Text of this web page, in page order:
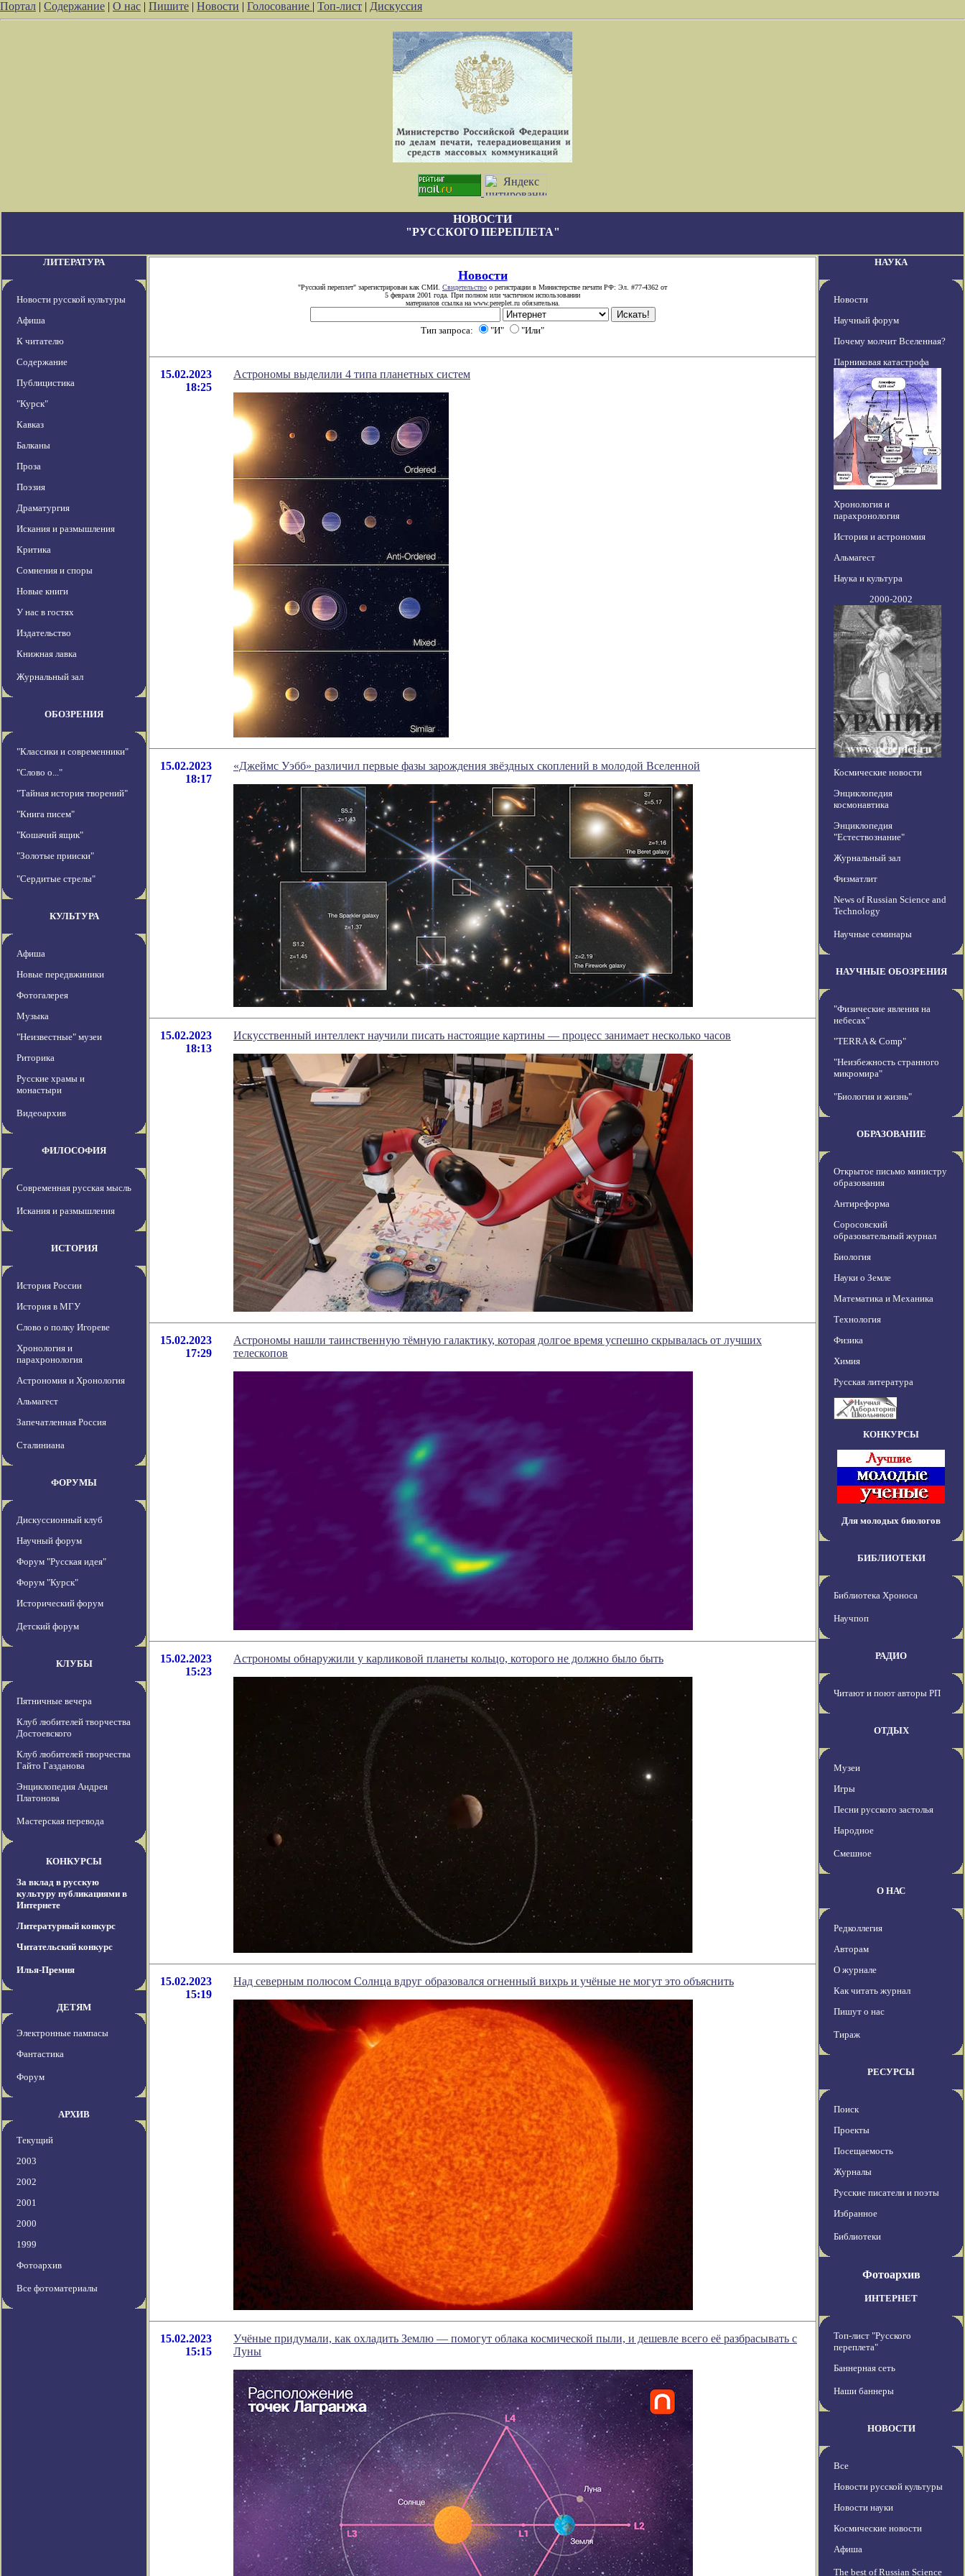
Портал | Содержание | О нас | Пишите | Новости | Голосование | Топ-лист | Дискуссия
НОВОСТИ
"РУССКОГО ПЕРЕПЛЕТА"
ЛИТЕРАТУРА
Новости русской культуры
Афиша
К читателю
Содержание
Публицистика
"Курск"
Кавказ
Балканы
Проза
Поэзия
Драматургия
Искания и размышления
Критика
Сомнения и споры
Новые книги
У нас в гостях
Издательство
Книжная лавка
Журнальный зал
ОБОЗРЕНИЯ
"Классики и современники"
"Слово о..."
"Тайная история творений"
"Книга писем"
"Кошачий ящик"
"Золотые прииски"
"Сердитые стрелы"
КУЛЬТУРА
Афиша
Новые передвжиники
Фотогалерея
Музыка
"Неизвестные" музеи
Риторика
Русские храмы и
монастыри
Видеоархив
ФИЛОСОФИЯ
Современная русская мысль
Искания и размышления
ИСТОРИЯ
История России
История в МГУ
Слово о полку Игореве
Хронология и
парахронология
Астрономия и Хронология
Альмагест
Запечатленная Россия
Сталиниана
ФОРУМЫ
Дискуссионный клуб
Научный форум
Форум "Русская идея"
Форум "Курск"
Исторический форум
Детский форум
КЛУБЫ
Пятничные вечера
Клуб любителей творчества
Достоевского
Клуб любителей творчества
Гайто Газданова
Энциклопедия Андрея
Платонова
Мастерская перевода
КОНКУРСЫ
За вклад в русскую
культуру публикациями в
Интернете
Литературный конкурс
Читательский конкурс
Илья-Премия
ДЕТЯМ
Электронные пампасы
Фантастика
Форум
АРХИВ
Текущий
2003
2002
2001
2000
1999
Фотоархив
Все фотоматериалы
Новости
"Русский переплет" зарегистрирован как СМИ. Свидетельство о регистрации в Министерстве печати РФ: Эл. #77-4362 от
5 февраля 2001 года. При полном или частичном использовании
материалов ссылка на www.pereplet.ru обязательна.
Тип запроса: "И" "Или"
15.02.2023
18:25
Астрономы выделили 4 типа планетных систем
15.02.2023
18:17
«Джеймс Уэбб» различил первые фазы зарождения звёздных скоплений в молодой Вселенной
15.02.2023
18:13
Искусственный интеллект научили писать настоящие картины — процесс занимает несколько часов
15.02.2023
17:29
Астрономы нашли таинственную тёмную галактику, которая долгое время успешно скрывалась от лучших
телескопов
15.02.2023
15:23
Астрономы обнаружили у карликовой планеты кольцо, которого не должно было быть
15.02.2023
15:19
Над северным полюсом Солнца вдруг образовался огненный вихрь и учёные не могут это объяснить
15.02.2023
15:15
Учёные придумали, как охладить Землю — помогут облака космической пыли, и дешевле всего её разбрасывать с
Луны
НАУКА
Новости
Научный форум
Почему молчит Вселенная?
Парниковая катастрофа
Хронология и
парахронология
История и астрономия
Альмагест
Наука и культура
2000-2002
Космические новости
Энциклопедия
космонавтика
Энциклопедия
"Естествознание"
Журнальный зал
Физматлит
News of Russian Science and
Technology
Научные семинары
НАУЧНЫЕ ОБОЗРЕНИЯ
"Физические явления на
небесах"
"TERRA & Comp"
"Неизбежность странного
микромира"
"Биология и жизнь"
ОБРАЗОВАНИЕ
Открытое письмо министру
образования
Антиреформа
Соросовский
образовательный журнал
Биология
Науки о Земле
Математика и Механика
Технология
Физика
Химия
Русская литература
КОНКУРСЫ
Для молодых биологов
БИБЛИОТЕКИ
Библиотека Хроноса
Научпоп
РАДИО
Читают и поют авторы РП
ОТДЫХ
Музеи
Игры
Песни русского застолья
Народное
Смешное
О НАС
Редколлегия
Авторам
О журнале
Как читать журнал
Пишут о нас
Тираж
РЕСУРСЫ
Поиск
Проекты
Посещаемость
Журналы
Русские писатели и поэты
Избранное
Библиотеки
Фотоархив
ИНТЕРНЕТ
Топ-лист "Русского
переплета"
Баннерная сеть
Наши баннеры
НОВОСТИ
Все
Новости русской культуры
Новости науки
Космические новости
Афиша
The best of Russian Science